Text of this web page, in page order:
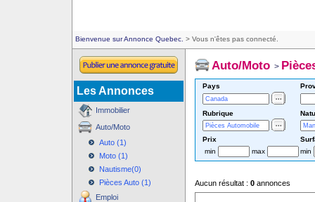
Bienvenue sur Annonce Quebec. > Vous n'êtes pas connecté.
Les Annonces
Immobilier
Auto/Moto
Auto (1)
Moto (1)
Nautisme(0)
Pièces Auto (1)
Emploi
Auto/Moto>
Pays
Rubrique
Prix
min
max min
Aucun résultat : 0annonces